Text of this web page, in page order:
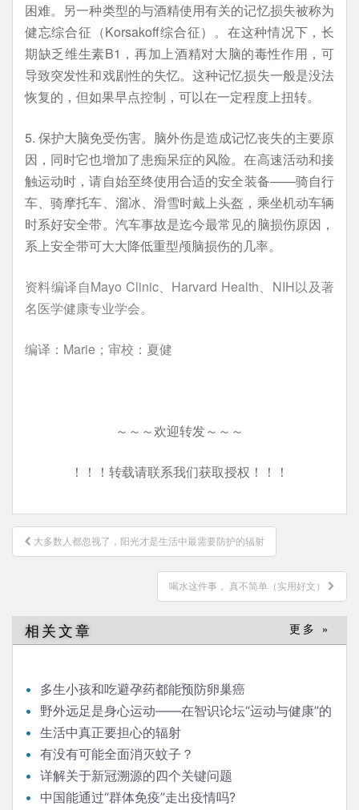
困难。另一种类型的与酒精使用有关的记忆损失被称为
健忘综合征（Korsakoff综合征）。在这种情况下，长
期缺乏维生素B1，再加上酒精对大脑的毒性作用，可
导致突发性和戏剧性的失忆。这种记忆损失一般是没法
恢复的，但如果早点控制，可以在一定程度上扭转。
5. 保护大脑免受伤害。脑外伤是造成记忆丧失的主要原
因，同时它也增加了患痴呆症的风险。在高速活动和接
触运动时，请自始至终使用合适的安全装备——骑自行
车、骑摩托车、溜冰、滑雪时戴上头盔，乘坐机动车辆
时系好安全带。汽车事故是迄今最常见的脑损伤原因，
系上安全带可大大降低重型颅脑损伤的几率。
资料编译自Mayo Clinic、Harvard Health、NIH以及著
名医学健康专业学会。
编译：Marie；审校：夏健
～～～欢迎转发～～～
！！！转载请联系我们获取授权！！！
文
章
大多数人都忽视了，阳光才是生活中最需要防护的辐射
喝水这件事， 真不简单（实用好文）
相关文章 更多 »
多生小孩和吃避孕药都能预防卵巢癌
野外远足是身心运动——在智识论坛“运动与健康”的
发言生活中真正要担心的辐射
有没有可能全面消灭蚊子？
详解关于新冠溯源的四个关键问题
中国能通过“群体免疫”走出疫情吗?